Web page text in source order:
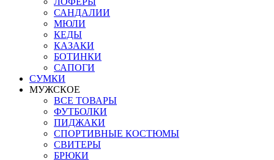
САНДАЛИИ
МЮЛИ
КЕДЫ
КАЗАКИ
БОТИНКИ
САПОГИ
СУМКИ
МУЖСКОЕ
ВСЕ ТОВАРЫ
ФУТБОЛКИ
ПИДЖАКИ
СПОРТИВНЫЕ КОСТЮМЫ
СВИТЕРЫ
БРЮКИ